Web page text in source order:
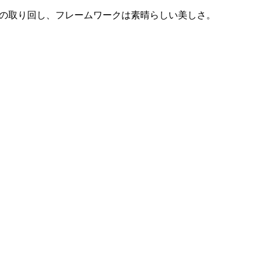
り回し、フレームワークは素晴らしい美しさ。